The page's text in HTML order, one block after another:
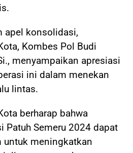
apel konsolidasi,
Kombes Pol Budi
menyampaikan apresiasi
ini dalam menekan
lintas.
berharap bahwa
Patuh Semeru 2024 dapat
meningkatkan